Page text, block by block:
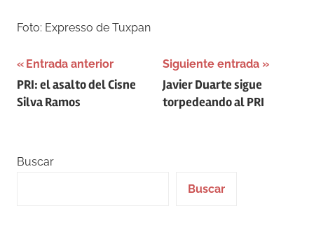
Foto: Expresso de Tuxpan
Navegación
de
Entrada anterior
PRI: el asalto del Cisne
Silva Ramos
Siguiente entrada
Javier Duarte sigue
torpedeando al PRI
Buscar
Buscar